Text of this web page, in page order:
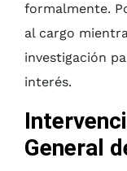
formalmente.
al cargo
investigación
interés.
General